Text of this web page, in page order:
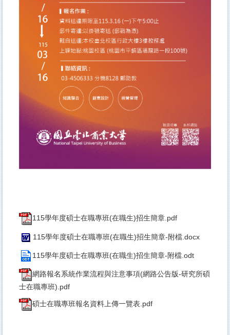
115學年度碩士在職專班(在職生)招生簡章.pdf
115學年度碩士在職專班(在職生)招生簡章-附檔.docx
115學年度碩士在職專班(在職生)招生簡章-附檔.odt
網路報名系統作業流程與注意事項(網路公告版-研究所碩
士在職專班).pdf
碩士在職專班報名資料上傳一覽表.pdf